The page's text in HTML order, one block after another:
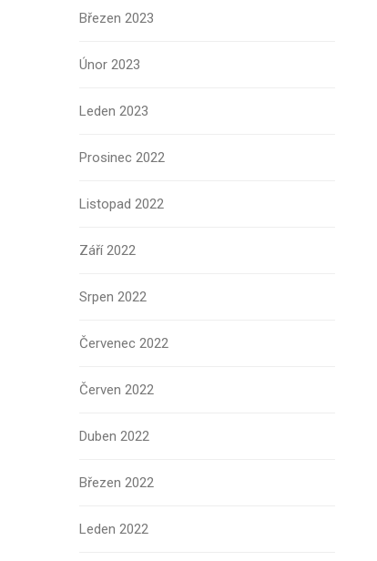
Březen 2023
Únor 2023
Leden 2023
Prosinec 2022
Listopad 2022
Září 2022
Srpen 2022
Červenec 2022
Červen 2022
Duben 2022
Březen 2022
Leden 2022